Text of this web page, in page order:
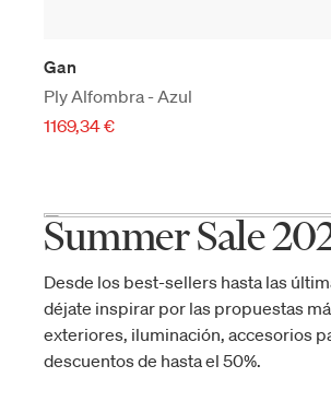
Gan
Ply Alfombra - Azul
1169,34 €
Summer Sale
Desde los best-sellers hasta las
déjate inspirar por las propuestas
exteriores, iluminación, accesorios
descuentos de hasta el 50%.